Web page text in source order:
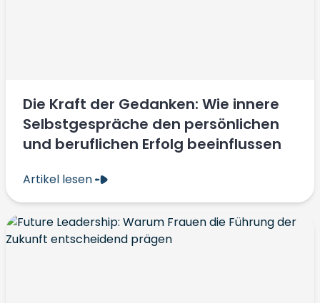
Die Kraft der Gedanken: Wie innere
Selbstgespräche den persönlichen
und beruflichen Erfolg beeinflussen
Artikel lesen